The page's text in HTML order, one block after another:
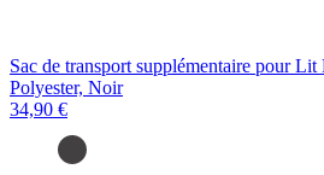
Sac de transport supplémentaire pour Lit
Polyester, Noir
34,90 €